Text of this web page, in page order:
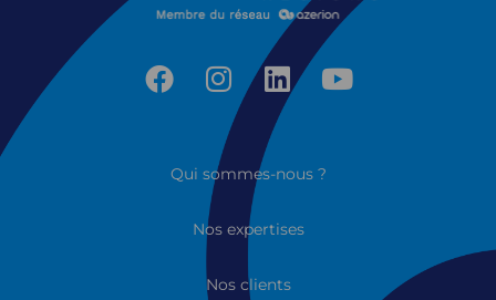
Qui sommes-nous ?
Nos expertises
Nos clients